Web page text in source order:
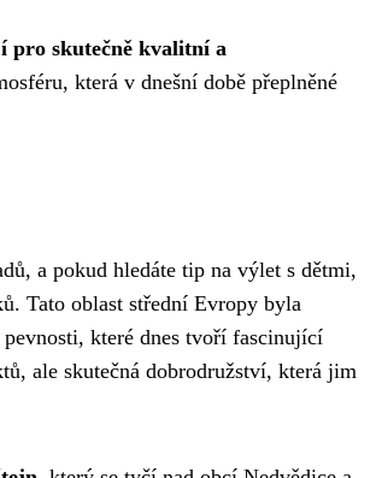
pro skutečně kvalitní a
která v dnešní době přeplněné
a pokud hledáte tip na výlet s dětmi,
Tato oblast střední Evropy byla
které dnes tvoří fascinující
ale skutečná dobrodružství, která jim